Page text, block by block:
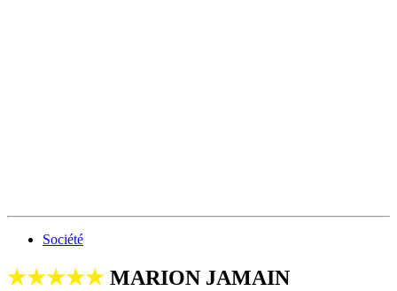
Société
★★★★★ MARION JAMAIN